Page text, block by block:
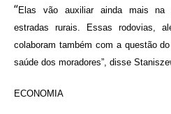
“Elas vão auxiliar ainda mais na
estradas rurais. Essas rodovias,
colaboram também com a questão
saúde dos moradores”, disse
ECONOMIA